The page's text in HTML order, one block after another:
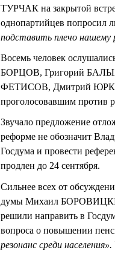
ТУРЧАК на закрытой
однопартийцев
подставить плечо нашему
Восемь человек
БОРЦОВ, Григорий
ФЕТИСОВ, Дмитрий
проголосовавшим
Звучало предложение
реформе не обозначит
Госдума и провести
продлен до 24 сентября.
Сильнее всех от
думы Михаил
решили направить в
вопроса о повышении
резонанс среди населения».